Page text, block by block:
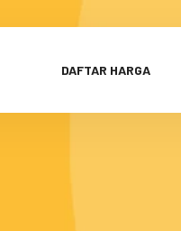
DAFTAR HARGA